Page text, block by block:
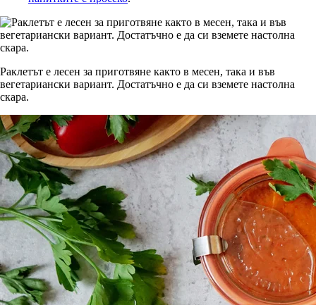
Раклетът е лесен за приготвяне както в месен, така и във
вегетариански вариант. Достатъчно е да си вземете настолна
скара.